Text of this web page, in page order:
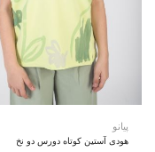
پیانو
هودی آستین کوتاه دورس دو نخ